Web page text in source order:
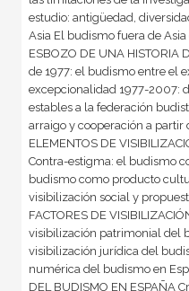
estudio: antigüedad,
Asia El budismo fuera de
ESBOZO DE UNA HISTORIA
de 1977: el budismo entre el
excepcionalidad 1977-2007:
estables a la federación
arraigo y cooperación a partir
ELEMENTOS DE
Contra-estigma: el budismo
budismo como producto
visibilización social y
FACTORES DE
visibilización patrimonial del
visibilización jurídica del
numérica del budismo en
DEL BUDISMO EN ESPAÑA